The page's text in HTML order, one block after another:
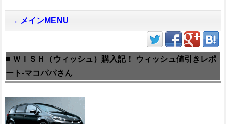
メインMENU
■ ＷＩＳＨ（ウィッシュ）購入記！ ウィッシュ値引きレポ
ート-マコパパさん